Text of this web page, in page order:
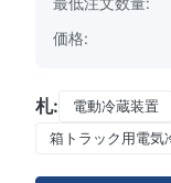
価格:
札: 電動冷蔵装置
箱トラック用電気